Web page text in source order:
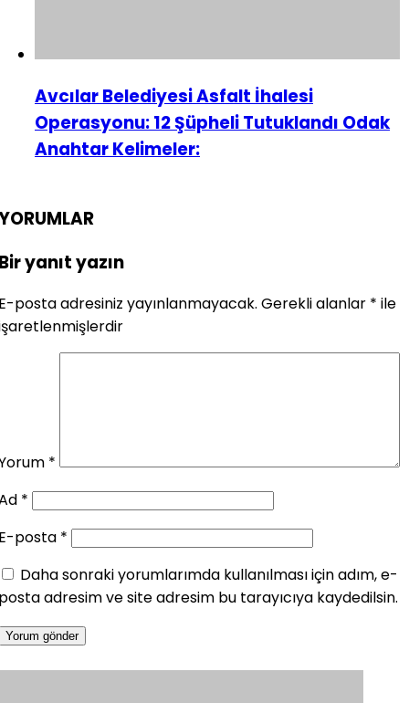
Avcılar Belediyesi Asfalt İhalesi
Operasyonu: 12 Şüpheli Tutuklandı Odak
Anahtar Kelimeler:
yanıt yazın
posta adresiniz yayınlanmayacak. Gerekli alanlar * ile
*
*
posta *
Daha sonraki yorumlarımda kullanılması için adım, e-
adresim ve site adresim bu tarayıcıya kaydedilsin.